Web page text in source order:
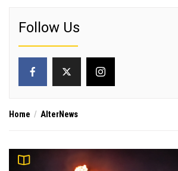
Home AlterNews
Follow Us